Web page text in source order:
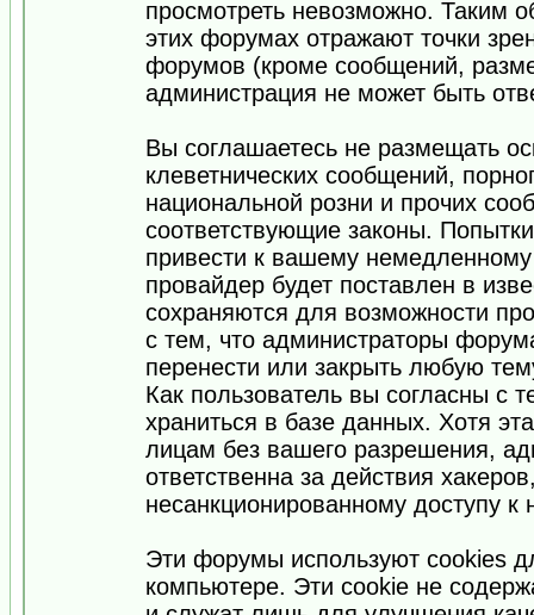
просмотреть невозможно. Таким
этих форумах отражают точки
форумов (кроме сообщений,
администрация не может быть
Вы соглашаетесь не размещать
клеветнических сообщений,
национальной розни и прочих
соответствующие законы.
привести к вашему
провайдер будет поставлен в
сохраняются для возможности
с тем, что администраторы
перенести или закрыть любую
Как пользователь вы согласны с
храниться в базе данных. Хотя
лицам без вашего разрешения,
ответственна за действия
несанкционированному доступу к
Эти форумы используют cookies
компьютере. Эти cookie не